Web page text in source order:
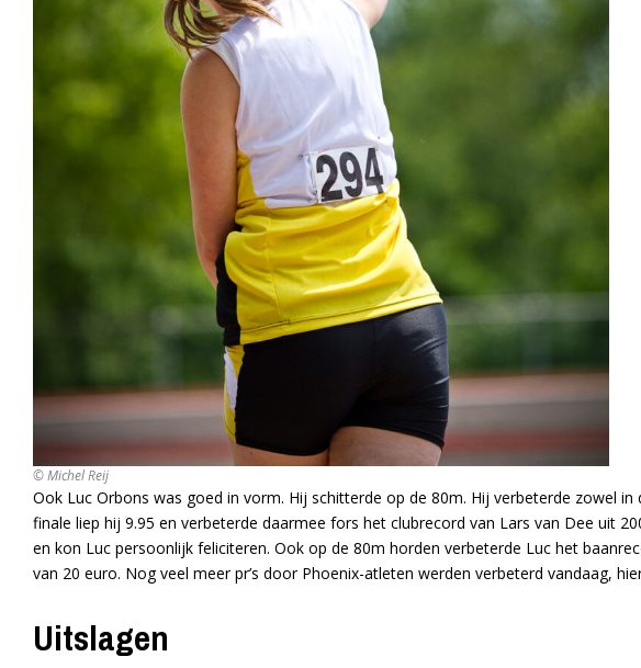
© Michel Reij
Ook Luc Orbons was goed in vorm. Hij schitterde op de 80m. Hij verbeterde zowel
finale liep hij 9.95 en verbeterde daarmee fors het clubrecord van Lars van Dee uit
en kon Luc persoonlijk feliciteren. Ook op de 80m horden verbeterde Luc het
van 20 euro. Nog veel meer pr’s door Phoenix-atleten werden verbeterd vandaag,
Uitslagen